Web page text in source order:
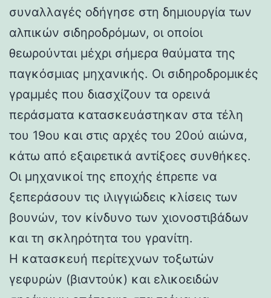
συναλλαγές οδήγησε στη δημιουργία των
αλπικών σιδηροδρόμων, οι οποίοι
θεωρούνται μέχρι σήμερα θαύματα της
παγκόσμιας μηχανικής. Οι σιδηροδρομικές
γραμμές που διασχίζουν τα ορεινά
περάσματα κατασκευάστηκαν στα τέλη
του 19ου και στις αρχές του 20ού αιώνα,
κάτω από εξαιρετικά αντίξοες συνθήκες.
Οι μηχανικοί της εποχής έπρεπε να
ξεπεράσουν τις ιλιγγιώδεις κλίσεις των
βουνών, τον κίνδυνο των χιονοστιβάδων
και τη σκληρότητα του γρανίτη.
Η κατασκευή περίτεχνων τοξωτών
γεφυρών (βιαντούκ) και ελικοειδών